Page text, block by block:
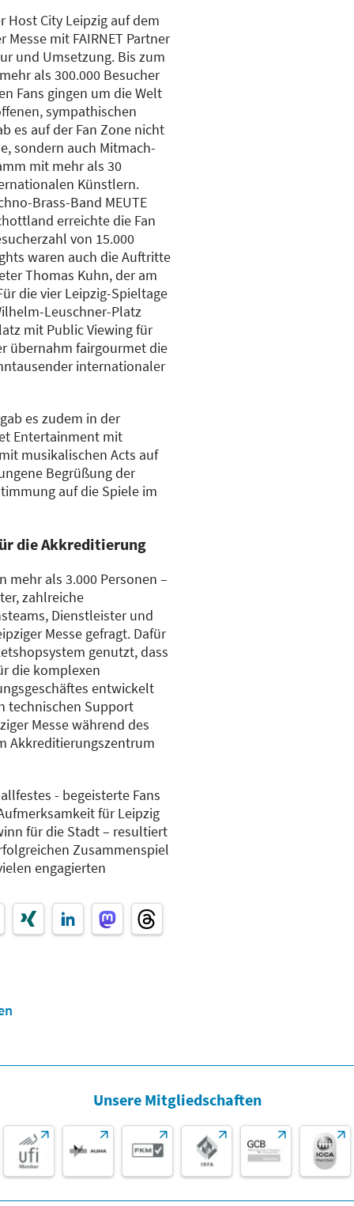
Host City Leipzig auf dem
mit FAIRNET Partner
und Umsetzung. Bis zum
als 300.000 Besucher
Fans gingen um die Welt
sympathischen
es auf der Fan Zone nicht
sondern auch Mitmach-
mit mehr als 30
Künstlern.
Brass-Band MEUTE
erreichte die Fan
von 15.000
waren auch die Auftritte
Thomas Kuhn, der am
die vier Leipzig-Spieltage
Leuschner-Platz
mit Public Viewing für
übernahm fairgourmet die
internationaler
es zudem in der
Entertainment mit
musikalischen Acts auf
Begrüßung der
auf die Spiele im
die Akkreditierung
mehr als 3.000 Personen –
zahlreiche
Dienstleister und
Messe gefragt. Dafür
genutzt, dass
die komplexen
entwickelt
technischen Support
Messe während des
Akkreditierungszentrum
- begeisterte Fans
für Leipzig
für die Stadt – resultiert
Zusammenspiel
engagierten
Unsere Mitgliedschaften